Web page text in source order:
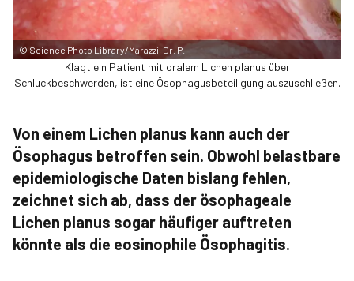
© Science Photo Library/Marazzi, Dr. P.
Klagt ein Patient mit oralem Lichen planus über
Schluckbeschwerden, ist eine Ösophagusbeteiligung auszuschließen.
Von einem Lichen planus kann auch der
Ösophagus betroffen sein. Obwohl belastbare
epidemiologische Daten bislang fehlen,
zeichnet sich ab, dass der ösophageale
Lichen planus sogar häufiger auftreten
könnte als die eosinophile Ösophagitis.